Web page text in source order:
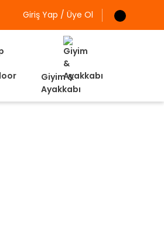
Giriş Yap / Üye Ol
Giyim &
Ayakkabı